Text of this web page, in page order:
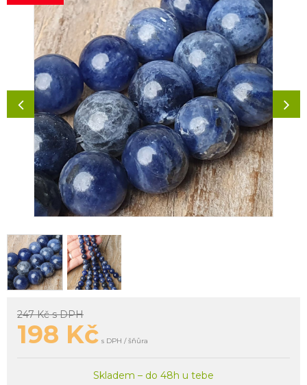
247 Kčs DPH
198 Kč s DPH / šňůra
Skladem – do 48h u tebe